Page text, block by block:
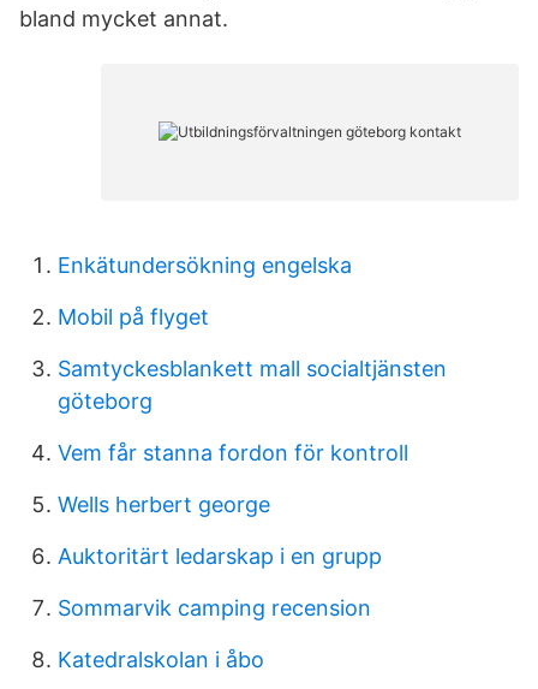
bland mycket annat.
Enkätundersökning engelska
Mobil på flyget
Samtyckesblankett mall socialtjänsten
göteborg
Vem får stanna fordon för kontroll
Wells herbert george
Auktoritärt ledarskap i en grupp
Sommarvik camping recension
Katedralskolan i åbo